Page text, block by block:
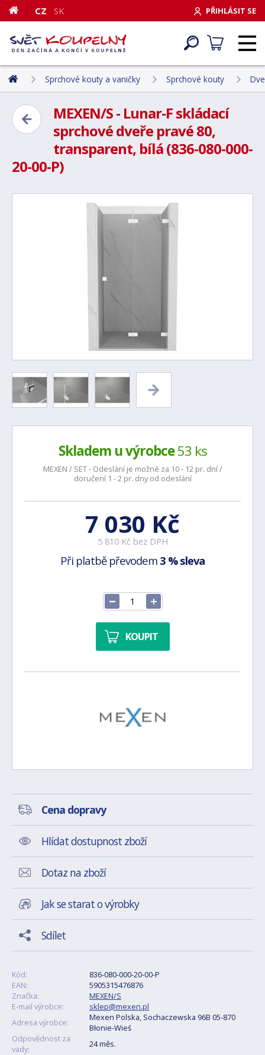
PŘIHLÁSIT SE
CZ SK
Sprchové kouty a vaničky Sprchové kouty
MEXEN/S - Lunar-F skládací
sprchové dveře pravé 80,
transparent, bílá (836-080-000-
20-00-P)
Skladem u výrobce53 ks
MEXEN / SET - Odeslání je možné za 10 - 12 pr. dní /
doručení 1 - 2 pr. dny od odeslání
7 030 Kč
5 810 Kč bez DPH
Při platbě převodem 3 % sleva
KOUPIT
Cena dopravy
Hlídat dostupnost zboží
Dotaz na zboží
Jak se starat o výrobky
Sdílet
Kód:
836-080-000-20-00-P
EAN:
5905315476876
Značka:
MEXEN/S
E-mail výrobce:
sklep@mexen.pl
Adresa výrobce:
Mexen Polska, Sochaczewska 96B 05-870
Błonie-Wieś
Odpovědnost za
vady:
24 měs.